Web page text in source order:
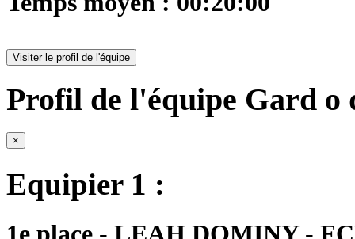
Visiter le profil de l'équipe
Profil de l'équipe Gard o
×
Equipier 1 :